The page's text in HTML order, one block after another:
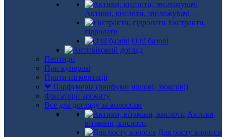
Активи, кислоти, зволожувачі
Екстракти,
гідролати
Олії базові
Пептиди
При куперозі
Проти пігментації
❤ Парфумерія (парфуми нішові, люксові)
Фіксатори аромату
Все для догляду за волоссям
Активи,
вітаміни, кислоти
Для росту волосся